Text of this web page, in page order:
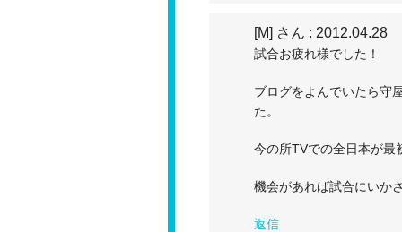
[M] さん : 2012.04.28
試合お疲れ様でした！
ブログをよんでいたら守
た。
今の所TVでの全日本が最
機会があれば試合にいか
返信